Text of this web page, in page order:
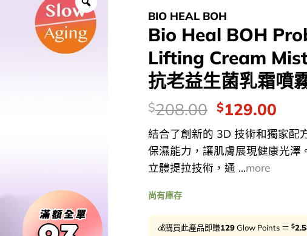
BIO HEAL BOH
Bio Heal BOH
Lifting Cream
抗老益生菌乳霜噴
價
錢：
$208.00 Original
price
was:
$208.00.
$129.00
price
is:
結合了創新的 3D 技術和獨家配
保濕能力，讓肌膚展現健康光
立體提拉技術，通 ...more
尚有庫存
💰購買此產品即賺129Glow Points ＝ $